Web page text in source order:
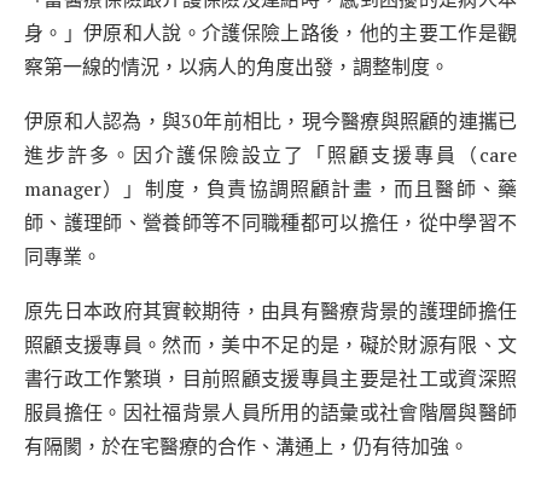
身。」伊原和人說。介護保險上路後，他的主要工作是觀
察第一線的情況，以病人的角度出發，調整制度。
伊原和人認為，與30年前相比，現今醫療與照顧的連攜已
進步許多。因介護保險設立了「照顧支援專員（care
manager）」制度，負責協調照顧計畫，而且醫師、藥
師、護理師、營養師等不同職種都可以擔任，從中學習不
同專業。
原先日本政府其實較期待，由具有醫療背景的護理師擔任
照顧支援專員。然而，美中不足的是，礙於財源有限、文
書行政工作繁瑣，目前照顧支援專員主要是社工或資深照
服員擔任。因社福背景人員所用的語彙或社會階層與醫師
有隔閡，於在宅醫療的合作、溝通上，仍有待加強。